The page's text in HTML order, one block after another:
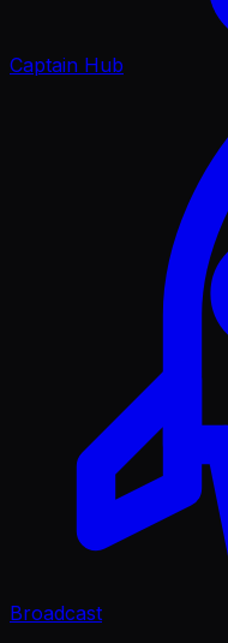
Captain Hub
Broadcast